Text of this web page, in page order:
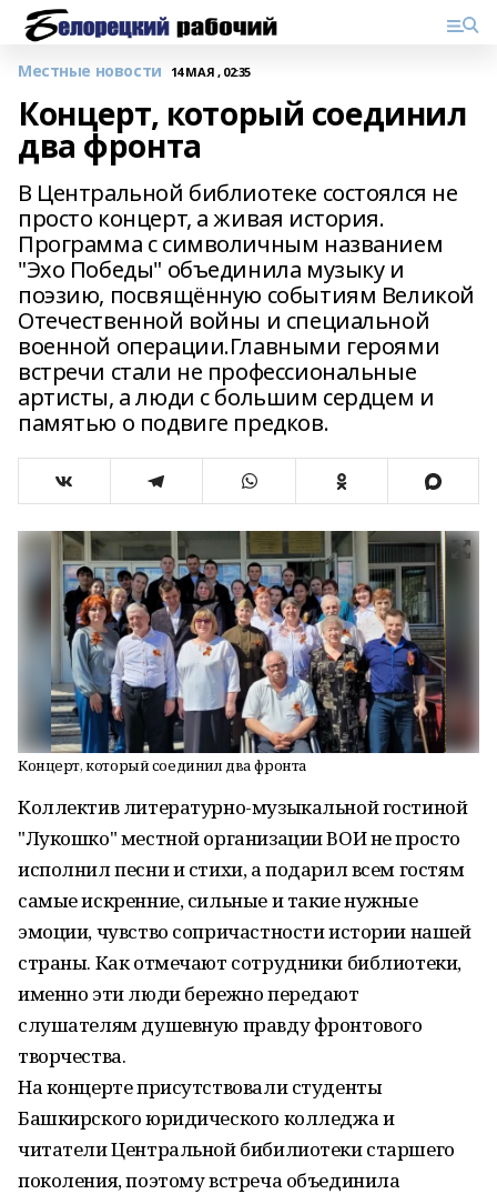
Местные новости 14 МАЯ , 02:35
Концерт, который соединил
два фронта
В Центральной библиотеке состоялся не
просто концерт, а живая история.
Программа с символичным названием
"Эхо Победы" объединила музыку и
поэзию, посвящённую событиям Великой
Отечественной войны и специальной
военной операции.Главными героями
встречи стали не профессиональные
артисты, а люди с большим сердцем и
памятью о подвиге предков.
Концерт, который соединил два фронта
Коллектив литературно-музыкальной гостиной
"Лукошко" местной организации ВОИ не просто
исполнил песни и стихи, а подарил всем гостям
самые искренние, сильные и такие нужные
эмоции, чувство сопричастности истории нашей
страны. Как отмечают сотрудники библиотеки,
именно эти люди бережно передают
слушателям душевную правду фронтового
творчества.
На концерте присутствовали студенты
Башкирского юридического колледжа и
читатели Центральной бибилиотеки старшего
поколения, поэтому встреча объединила